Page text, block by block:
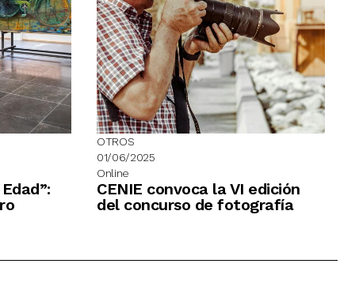
OTROS
01/06/2025
Online
CENIE convoca la VI edición
del concurso de fotografía